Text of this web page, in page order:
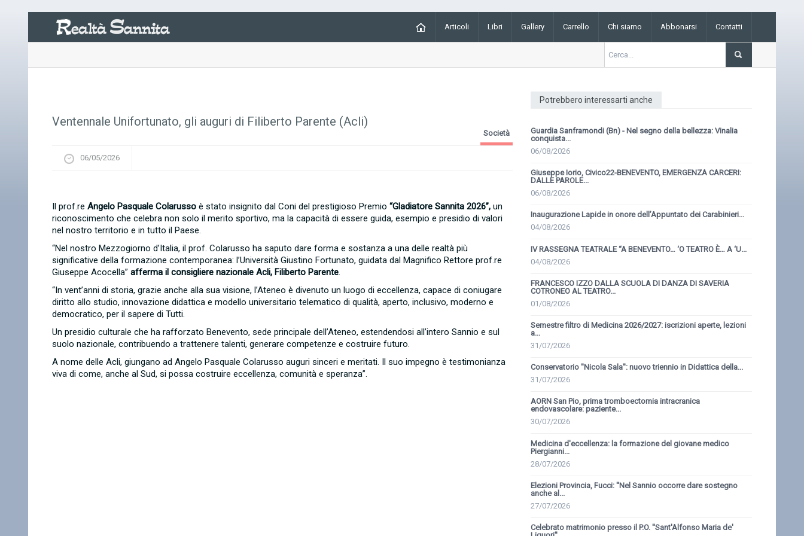
Articoli Libri Gallery Carrello Chi siamo Abbonarsi Contatti
Ventennale Unifortunato, gli auguri di Filiberto Parente (Acli)
Società
06/05/2026
Il prof.re Angelo Pasquale Colarusso è stato insignito dal Coni del prestigioso Premio “Gladiatore Sannita 2026”, un
riconoscimento che celebra non solo il merito sportivo, ma la capacità di essere guida, esempio e presidio di valori
nel nostro territorio e in tutto il Paese.
“Nel nostro Mezzogiorno d’Italia, il prof. Colarusso ha saputo dare forma e sostanza a una delle realtà più
significative della formazione contemporanea: l’Università Giustino Fortunato, guidata dal Magnifico Rettore prof.re
Giuseppe Acocella” afferma il consigliere nazionale Acli, Filiberto Parente.
“In vent’anni di storia, grazie anche alla sua visione, l’Ateneo è divenuto un luogo di eccellenza, capace di coniugare
diritto allo studio, innovazione didattica e modello universitario telematico di qualità, aperto, inclusivo, moderno e
democratico, per il sapere di Tutti.
Un presidio culturale che ha rafforzato Benevento, sede principale dell’Ateneo, estendendosi all’intero Sannio e sul
suolo nazionale, contribuendo a trattenere talenti, generare competenze e costruire futuro.
A nome delle Acli, giungano ad Angelo Pasquale Colarusso auguri sinceri e meritati. Il suo impegno è testimonianza
viva di come, anche al Sud, si possa costruire eccellenza, comunità e speranza”.
Potrebbero interessarti anche
Guardia Sanframondi (Bn) - Nel segno della bellezza: Vinalia
conquista...
06/08/2026
Giuseppe Iorio, Civico22-BENEVENTO, EMERGENZA CARCERI:
DALLE PAROLE...
06/08/2026
Inaugurazione Lapide in onore dell’Appuntato dei Carabinieri...
04/08/2026
IV RASSEGNA TEATRALE “A BENEVENTO… ‘O TEATRO È… A ‘U...
04/08/2026
FRANCESCO IZZO DALLA SCUOLA DI DANZA DI SAVERIA
COTRONEO AL TEATRO...
01/08/2026
Semestre filtro di Medicina 2026/2027: iscrizioni aperte, lezioni
a...
31/07/2026
Conservatorio ''Nicola Sala'': nuovo triennio in Didattica della...
31/07/2026
AORN San Pio, prima tromboectomia intracranica
endovascolare: paziente...
30/07/2026
Medicina d'eccellenza: la formazione del giovane medico
Piergianni...
28/07/2026
Elezioni Provincia, Fucci: ''Nel Sannio occorre dare sostegno
anche al...
27/07/2026
Celebrato matrimonio presso il P.O. ''Sant'Alfonso Maria de'